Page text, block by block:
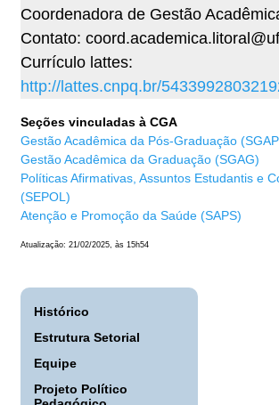
Coordenadora de Gestão
Contato:
Currículo lattes:
http://lattes.cnpq.br/
Seções vinculadas à CGA
Gestão Acadêmica da Pós-Graduação
Gestão Acadêmica da Graduação (SGAG)
Políticas Afirmativas, Assuntos Estudantis e
(SEPOL)
Atenção e Promoção da Saúde (SAPS)
Atualização: 21/02/2025, às 15h54
Histórico
Estrutura Setorial
Equipe
Projeto Político